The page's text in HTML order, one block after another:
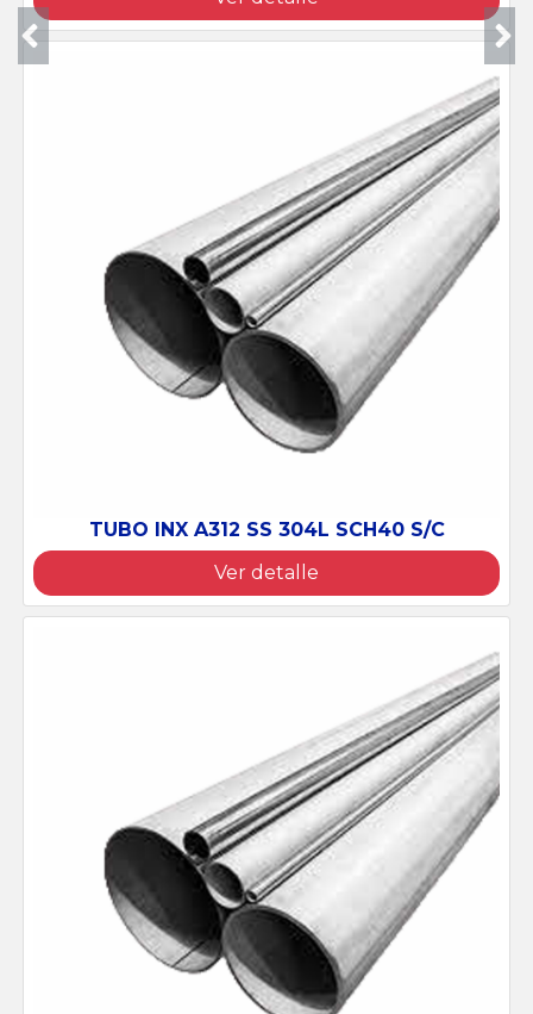
TUBO INX A312 SS 304L SCH40 S/C
Ver detalle